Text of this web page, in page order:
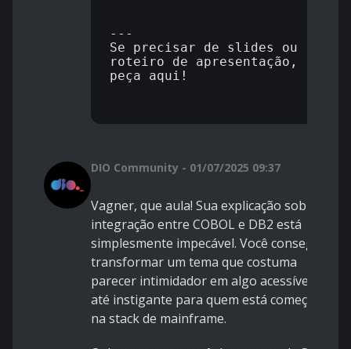
---
Se precisar de slides ou
roteiro de apresentação,
peça aqui!
DIO Community - 01/07/2025 09:37
Vagner, que aula! Sua explicação sobre a
integração entre COBOL e DB2 está
simplesmente impecável. Você conseguiu
transformar um tema que costuma
parecer intimidador em algo acessível e
até instigante para quem está começando
na stack de mainframe.